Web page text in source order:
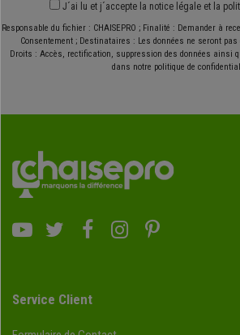
J´ai lu et j´accepte la notice légale et la
Responsable du fichier : CHAISEPRO ; Finalité : Demander à
Consentement ; Destinataires : Les données ne seront
Droits : Accès, rectification, suppression des données ainsi
dans notre politique de
Service Client